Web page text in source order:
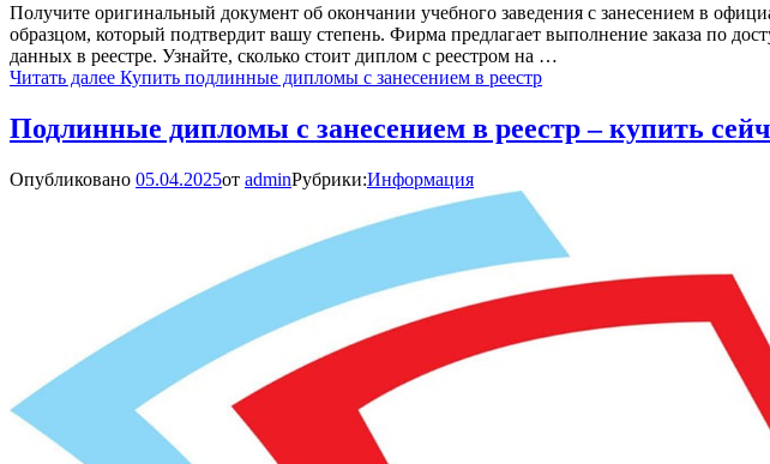
Получите оригинальный документ об окончании учебного заведения с занесением в
образцом, который подтвердит вашу степень. Фирма предлагает выполнение заказа по
данных в реестре. Узнайте, сколько стоит диплом с реестром на …
Читать далее Купить подлинные дипломы с занесением в реестр
Подлинные дипломы с занесением в реестр – купить
Опубликовано 05.04.2025от adminРубрики:Информация